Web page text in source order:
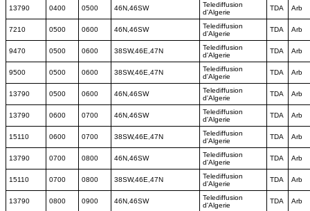
13790 0400 0500 46N,46SW
Telediffusion
d'Algerie
TDA Arb
7210 0500 0600 46N,46SW
Telediffusion
d'Algerie
TDA Arb
9470 0500 0600 38SW,46E,47N
Telediffusion
d'Algerie
TDA Arb
9500 0500 0600 38SW,46E,47N
Telediffusion
d'Algerie
TDA Arb
13790 0500 0600 46N,46SW
Telediffusion
d'Algerie
TDA Arb
13790 0600 0700 46N,46SW
Telediffusion
d'Algerie
TDA Arb
15110 0600 0700 38SW,46E,47N
Telediffusion
d'Algerie
TDA Arb
13790 0700 0800 46N,46SW
Telediffusion
d'Algerie
TDA Arb
15110 0700 0800 38SW,46E,47N
Telediffusion
d'Algerie
TDA Arb
13790 0800 0900 46N,46SW
Telediffusion
d'Algerie
TDA Arb